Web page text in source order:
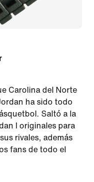
Carolina del Norte
ha sido todo
Saltó a la
I originales para
rivales, además
fans de todo el